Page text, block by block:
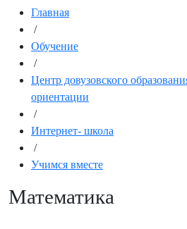
Главная
/
Обучение
/
Центр довузовского
ориентации
/
Интернет- школа
/
Учимся вместе
Математика